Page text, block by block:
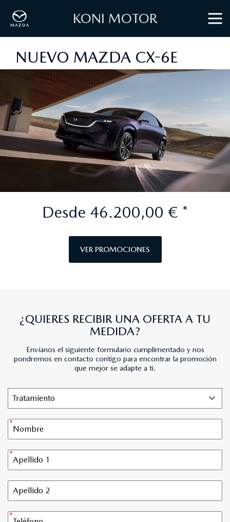
KONI MOTOR
NUEVO MAZDA CX-6E
Desde 46.200,00 € *
VER PROMOCIONES
¿QUIERES RECIBIR UNA OFERTA A TU
MEDIDA?
Envíanos el siguiente formulario cumplimentado y nos
pondremos en contacto contigo para encontrar la promoción
que mejor se adapte a ti.
Tratamiento